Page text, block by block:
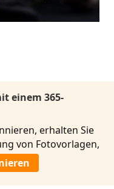
einem 365-
erhalten Sie
von Fotovorlagen,